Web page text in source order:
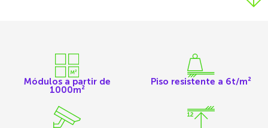
Módulos a partir de
1000m²
Piso resistente a 6t/m²